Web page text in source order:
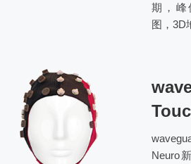
期，峰
图，3D
Neuro